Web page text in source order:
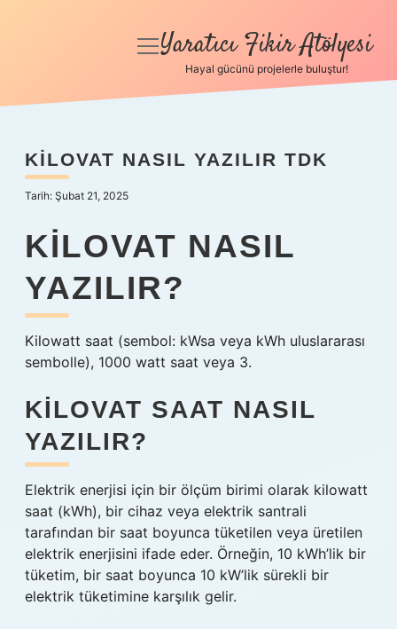
Anasayfa
Yasal Uyarı
menüyü
Yaratıcı Fikir Atölyesi
Hayal gücünü projelerle buluştur!
KILOVAT NASIL YAZILIR TDK
Tarih: Şubat 21, 2025
KILOVAT NASIL
YAZILIR?
Kilowatt saat (sembol: kWsa veya kWh uluslararası
sembolle), 1000 watt saat veya 3.
KILOVAT SAAT NASIL
YAZILIR?
Elektrik enerjisi için bir ölçüm birimi olarak kilowatt
saat (kWh), bir cihaz veya elektrik santrali
tarafından bir saat boyunca tüketilen veya üretilen
elektrik enerjisini ifade eder. Örneğin, 10 kWh’lik bir
tüketim, bir saat boyunca 10 kW’lik sürekli bir
elektrik tüketimine karşılık gelir.